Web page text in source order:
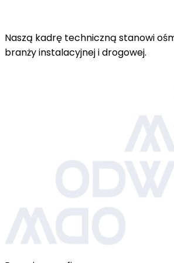
Naszą kadrę techniczną stanowi
branży instalacyjnej i drogowej.